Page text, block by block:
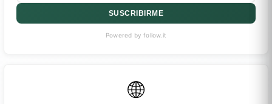
SUSCRIBIRME
Powered by follow.it
🌐